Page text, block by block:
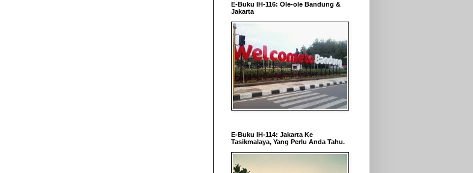
E-Buku IH-116: Ole-ole Bandung &
Jakarta
E-Buku IH-114: Jakarta Ke
Tasikmalaya, Yang Perlu Anda Tahu.